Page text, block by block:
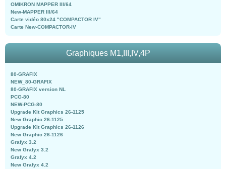
OMIKRON MAPPER III/64
New-MAPPER III/64
Carte vidéo 80x24 "COMPACTOR IV"
Carte New-COMPACTOR-IV
Graphiques M1,III,IV,4P
80-GRAFIX
NEW_80-GRAFIX
80-GRAFIX version NL
PCG-80
NEW-PCG-80
Upgrade Kit Graphics 26-1125
New Graphic 26-1125
Upgrade Kit Graphics 26-1126
New Graphic 26-1126
Grafyx 3.2
New Grafyx 3.2
Grafyx 4.2
New Grafyx 4.2